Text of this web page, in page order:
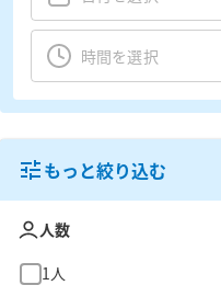
もっと絞り込む
人数
1人